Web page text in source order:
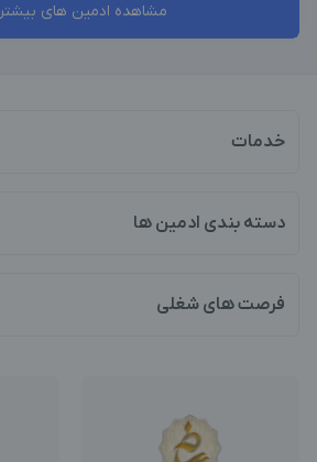
مشاهده ادمین های بیشتر
خدمات
دسته بندی ادمین ها
فرصت های شغلی